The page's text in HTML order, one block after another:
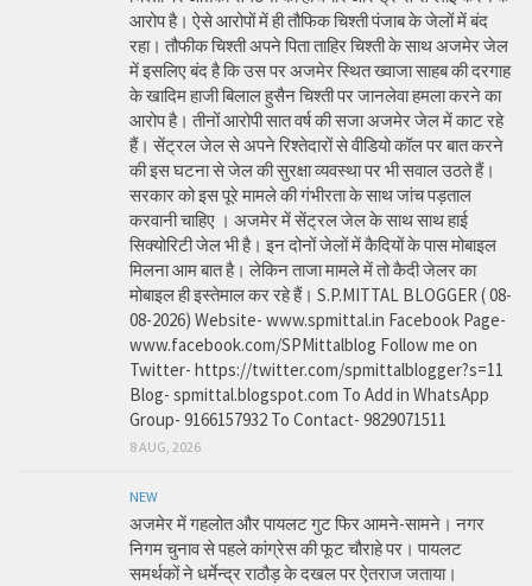
आरोप है। ऐसे आरोपों में ही तौफिक चिश्ती पंजाब के जेलों में बंद
रहा। तौफीक चिश्ती अपने पिता ताहिर चिश्ती के साथ अजमेर जेल
में इसलिए बंद है कि उस पर अजमेर स्थित ख्वाजा साहब की दरगाह
के खादिम हाजी बिलाल हुसैन चिश्ती पर जानलेवा हमला करने का
आरोप है। तीनों आरोपी सात वर्ष की सजा अजमेर जेल में काट रहे
हैं। सेंट्रल जेल से अपने रिश्तेदारों से वीडियो कॉल पर बात करने
की इस घटना से जेल की सुरक्षा व्यवस्था पर भी सवाल उठते हैं।
सरकार को इस पूरे मामले की गंभीरता के साथ जांच पड़ताल
करवानी चाहिए । अजमेर में सेंट्रल जेल के साथ साथ हाई
सिक्योरिटी जेल भी है। इन दोनों जेलों में कैदियों के पास मोबाइल
मिलना आम बात है। लेकिन ताजा मामले में तो कैदी जेलर का
मोबाइल ही इस्तेमाल कर रहे हैं। S.P.MITTAL BLOGGER ( 08-
08-2026) Website- www.spmittal.in Facebook Page-
www.facebook.com/SPMittalblog Follow me on
Twitter- https://twitter.com/spmittalblogger?s=11
Blog- spmittal.blogspot.com To Add in WhatsApp
Group- 9166157932 To Contact- 9829071511
8 AUG, 2026
NEW
अजमेर में गहलोत और पायलट गुट फिर आमने-सामने। नगर
निगम चुनाव से पहले कांग्रेस की फूट चौराहे पर। पायलट
समर्थकों ने धर्मेन्द्र राठौड़ के दखल पर ऐतराज जताया।